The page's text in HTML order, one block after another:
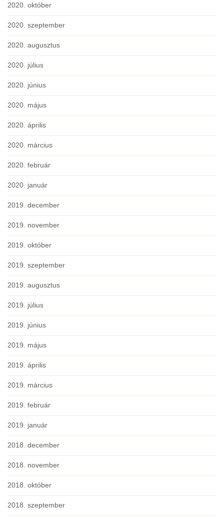
2020. október
2020. szeptember
2020. augusztus
2020. július
2020. június
2020. május
2020. április
2020. március
2020. február
2020. január
2019. december
2019. november
2019. október
2019. szeptember
2019. augusztus
2019. július
2019. június
2019. május
2019. április
2019. március
2019. február
2019. január
2018. december
2018. november
2018. október
2018. szeptember